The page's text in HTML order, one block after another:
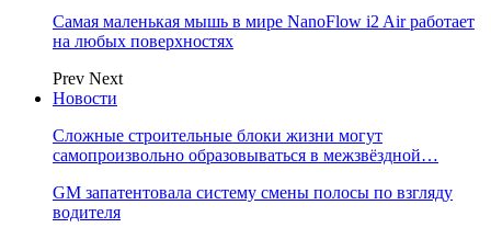
Самая маленькая мышь в мире NanoFlow i2 Air работает
на любых поверхностях
Prev Next
Новости
Сложные строительные блоки жизни могут
самопроизвольно образовываться в межзвёздной…
GM запатентовала систему смены полосы по взгляду
водителя